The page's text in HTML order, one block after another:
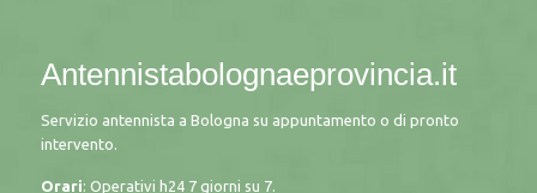
Antennistabolognaeprovincia.it
Servizio antennista a Bologna su appuntamento o di pronto
intervento.
Orari: Operativi h24 7 giorni su 7.